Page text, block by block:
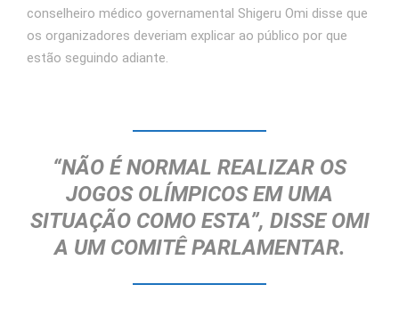
conselheiro médico governamental Shigeru Omi disse que
os organizadores deveriam explicar ao público por que
estão seguindo adiante.
“NÃO É NORMAL REALIZAR OS
JOGOS OLÍMPICOS EM UMA
SITUAÇÃO COMO ESTA”, DISSE OMI
A UM COMITÊ PARLAMENTAR.